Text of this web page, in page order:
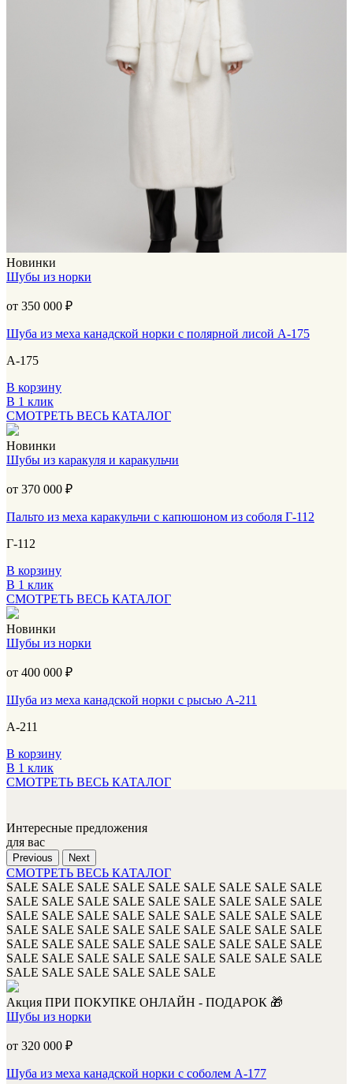
Новинки
Шубы из норки
от 350 000 ₽
Шуба из меха канадской норки с полярной лисой А-175
А-175
В корзину
В 1 клик
СМОТРЕТЬ ВЕСЬ КАТАЛОГ
Новинки
Шубы из каракуля и каракульчи
от 370 000 ₽
Пальто из меха каракульчи с капюшоном из соболя Г-112
Г-112
В корзину
В 1 клик
СМОТРЕТЬ ВЕСЬ КАТАЛОГ
Новинки
Шубы из норки
от 400 000 ₽
Шуба из меха канадской норки с рысью А-211
А-211
В корзину
В 1 клик
СМОТРЕТЬ ВЕСЬ КАТАЛОГ
Интересные предложения
для вас
Previous Next
СМОТРЕТЬ ВЕСЬ КАТАЛОГ
SALE SALE SALE SALE SALE SALE SALE SALE SALE
SALE SALE SALE SALE SALE SALE SALE SALE SALE
SALE SALE SALE SALE SALE SALE SALE SALE SALE
SALE SALE SALE SALE SALE SALE SALE SALE SALE
SALE SALE SALE SALE SALE SALE SALE SALE SALE
SALE SALE SALE SALE SALE SALE SALE SALE SALE
SALE SALE SALE SALE SALE SALE
Акция ПРИ ПОКУПКЕ ОНЛАЙН - ПОДАРОК 🎁
Шубы из норки
от 320 000 ₽
Шуба из меха канадской норки с соболем А-177